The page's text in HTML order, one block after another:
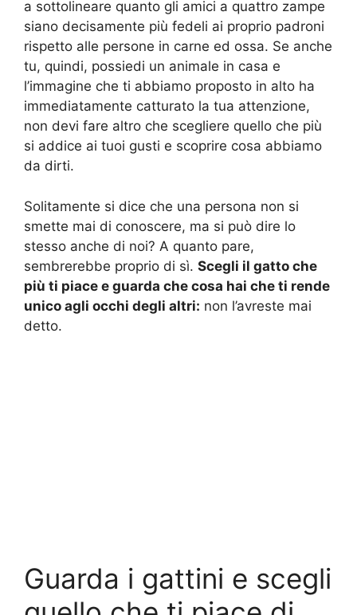
a sottolineare quanto gli amici a quattro zampe
siano decisamente più fedeli ai proprio padroni
rispetto alle persone in carne ed ossa. Se anche
tu, quindi, possiedi un animale in casa e
l’immagine che ti abbiamo proposto in alto ha
immediatamente catturato la tua attenzione,
non devi fare altro che scegliere quello che più
si addice ai tuoi gusti e scoprire cosa abbiamo
da dirti.
Solitamente si dice che una persona non si
smette mai di conoscere, ma si può dire lo
stesso anche di noi? A quanto pare,
sembrerebbe proprio di sì. Scegli il gatto che
più ti piace e guarda che cosa hai che ti rende
unico agli occhi degli altri: non l’avreste mai
detto.
Guarda i gattini e scegli